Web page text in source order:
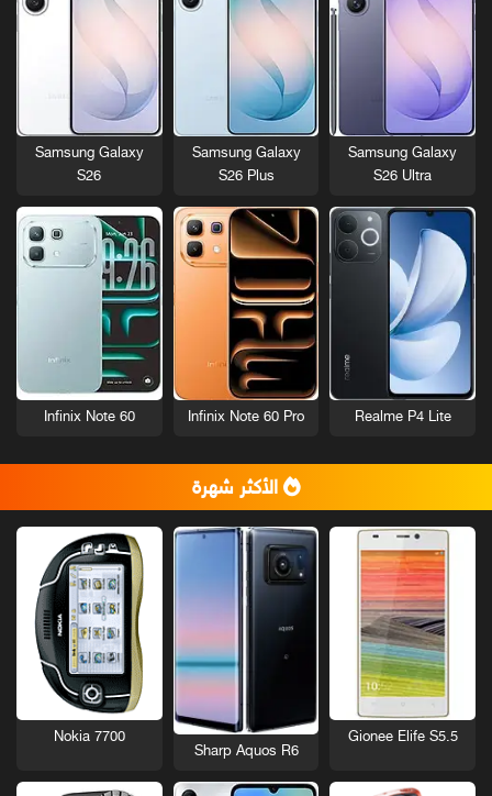
Samsung Galaxy
S26 Ultra
Samsung Galaxy
S26 Plus
Samsung Galaxy
S26
Realme P4 Lite
Infinix Note 60 Pro
Infinix Note 60
الأكثر شهرة
Gionee Elife S5.5
Sharp Aquos R6
Nokia 7700